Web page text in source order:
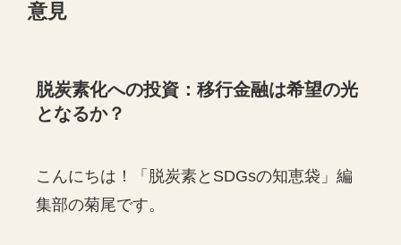
意見
脱炭素化への投資：移行金融は希望の光
となるか？
こんにちは！「脱炭素とSDGsの知恵袋」編
集部の菊尾です。